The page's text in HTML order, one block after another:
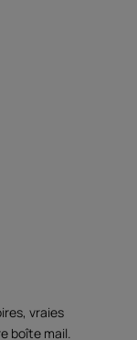
vraies
boîte mail.